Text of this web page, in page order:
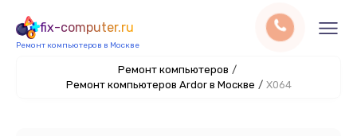
fix-computer.ru
Ремонт компьютеров в Москве
Ремонт компьютеров /
Ремонт компьютеров Ardor в Москве / X064